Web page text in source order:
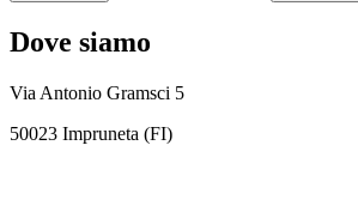
Dove siamo
Via Antonio Gramsci 5
50023 Impruneta (FI)